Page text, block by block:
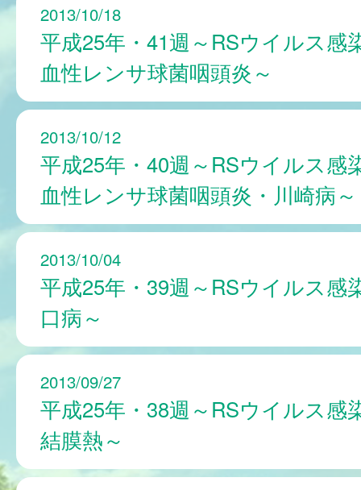
2013/10/18
平成25年・41週～RSウイルス感
血性レンサ球菌咽頭炎～
2013/10/12
平成25年・40週～RSウイルス感
血性レンサ球菌咽頭炎・川崎病～
2013/10/04
平成25年・39週～RSウイルス感
口病～
2013/09/27
平成25年・38週～RSウイルス感
結膜熱～